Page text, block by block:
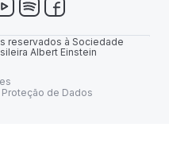
reservados à Sociedade
Albert Einstein
de Dados